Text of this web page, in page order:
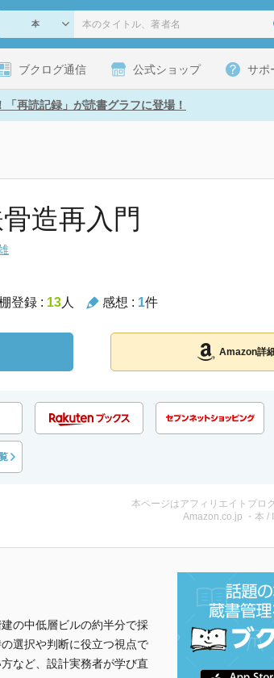
ブクログ通信 公式ショップ サポ
「再読記録」が読書グラフに登場！
造再入門
登録 : 13人 感想 : 1件
Amazon詳
本ページはアフィリエイトプロ
Amazon.co.jp ・本 /
の中低層ビルの約半分で採
選択や判断に役立つ視点で
など、設計実務者が学び直